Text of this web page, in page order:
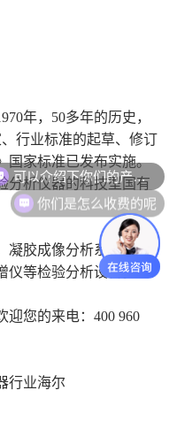
年，50多年的历史，
行业标准的起草、修订
国家标准已发布实施。
分析仪器的科技型国有
胶成像分析系统、酶
仪等检验分析设备。
迎您的来电：400 960
行业海尔
可以介绍下你们的产品么
你们是怎么收费的呢